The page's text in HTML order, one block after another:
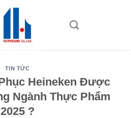
TIN TỨC
Heineken Được
Ngành Thực Phẩm
2025 ?